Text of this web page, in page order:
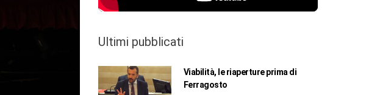
Ultimi pubblicati
Viabilità, le riaperture prima di
Ferragosto